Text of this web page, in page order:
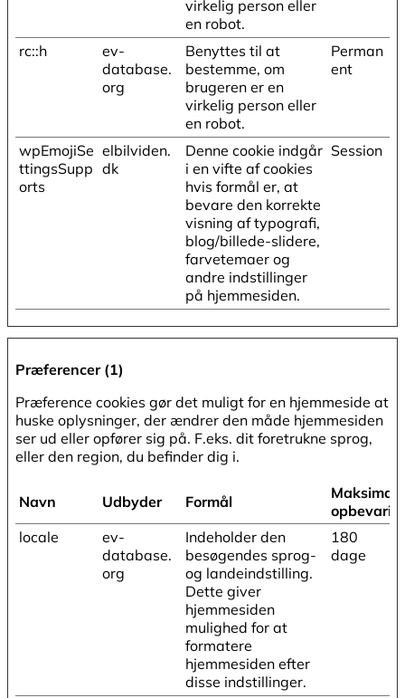
virkelig person eller
en robot.
rc::h
ev-
database.
org
Benyttes til at
bestemme, om
brugeren er en
virkelig person eller
en robot.
Perman
ent
wpEmojiSe
ttingsSupp
orts
elbilviden.
dk
Denne cookie indgår
i en vifte af cookies
hvis formål er, at
bevare den korrekte
visning af typografi,
blog/billede-slidere,
farvetemaer og
andre indstillinger
på hjemmesiden.
Session
Præferencer (1)
Præference cookies gør det muligt for en hjemmeside at
huske oplysninger, der ændrer den måde hjemmesiden
ser ud eller opfører sig på. F.eks. dit foretrukne sprog,
eller den region, du befinder dig i.
Navn Udbyder Formål
Maksimal
locale
ev-
database.
org
Indeholder den
besøgendes sprog-
og landeindstilling.
Dette giver
hjemmesiden
mulighed for at
formatere
hjemmesiden efter
disse indstillinger.
180
dage